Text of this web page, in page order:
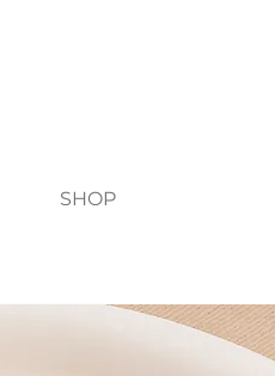
SHOP